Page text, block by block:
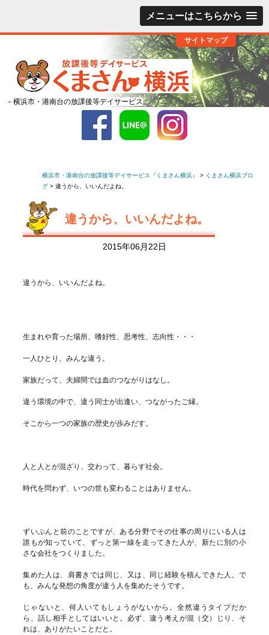
メニューはこちらから
サイトマップ
－横浜市・港南台の放課後等デイサービス
横浜市・港南台の放課後等デイサービス『くまさん横浜』 > くまさん横浜ブロ
グ > 違うから、いいんだよね。
違うから、いいんだよね。
2015年06月22日
違うから、いいんだよね。
生まれや育った場所、嗜好性、思考性、志向性・・・
一人ひとり、みんな違う。
家族だって、夫婦間では血のつながりはなし。
違う環境の中で、違う同士が出逢い、つながったご縁。
そこから一つの家族の歴史が歩みだす。
人と人とが混ざり、交わって、暮らす社会。
時代を問わず、いつの世も変わることはありません。
ずいぶんと前のことですが、ある分野でその仕事の周りにいる人は
誰もが知っていて、ずっと第一線を走ってきた人が、新たに別の小
さな会社をつくりました。
集めた人は、肩書きでは同じ、又は、同じ経験を積んできた人。で
も、みんな発想の角度が違う人を集めたそうです。
じゃないと、何人いてもしょうがないから。全然違うタイプだか
ら、話し相手としてはいいと。必ず、違う考えが混（交）じり、そ
れは、ありがたいことだと。